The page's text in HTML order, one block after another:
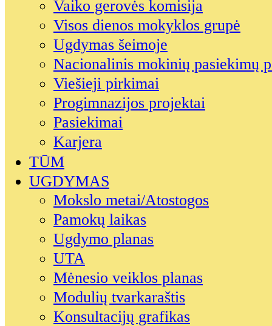
Vaiko gerovės komisija
Visos dienos mokyklos grupė
Ugdymas šeimoje
Nacionalinis mokinių pasiekimų
Viešieji pirkimai
Progimnazijos projektai
Pasiekimai
Karjera
TŪM
UGDYMAS
Mokslo metai/Atostogos
Pamokų laikas
Ugdymo planas
UTA
Mėnesio veiklos planas
Modulių tvarkaraštis
Konsultacijų grafikas